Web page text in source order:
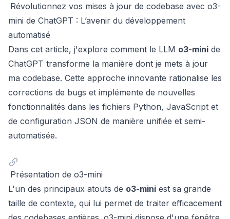
Révolutionnez vos mises à jour de codebase avec o3-
mini de ChatGPT : L’avenir du développement
automatisé
Dans cet article, j'explore comment le LLM o3-mini de
ChatGPT transforme la manière dont je mets à jour
ma codebase. Cette approche innovante rationalise les
corrections de bugs et implémente de nouvelles
fonctionnalités dans les fichiers Python, JavaScript et
de configuration JSON de manière unifiée et semi-
automatisée.
Présentation de o3-mini
L'un des principaux atouts de o3-mini est sa grande
taille de contexte, qui lui permet de traiter efficacement